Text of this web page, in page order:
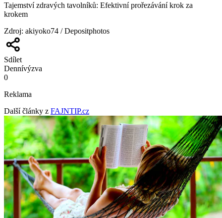
Tajemství zdravých tavolníků: Efektivní prořezávání krok za
krokem
Zdroj: akiyoko74 / Depositphotos
Sdílet
Dennívýzva
0
Reklama
Další články z FAJNTIP.cz